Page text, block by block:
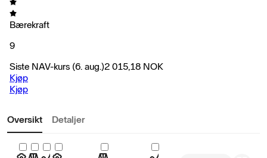
Bærekraft
9
Siste NAV-kurs (6. aug.)2 015,18 NOK
Kjøp
Kjøp
Oversikt Detaljer